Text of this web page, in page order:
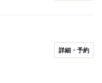
詳細・予約